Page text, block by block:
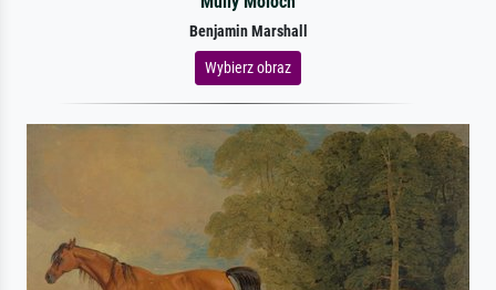
Benjamin Marshall
Wybierz obraz